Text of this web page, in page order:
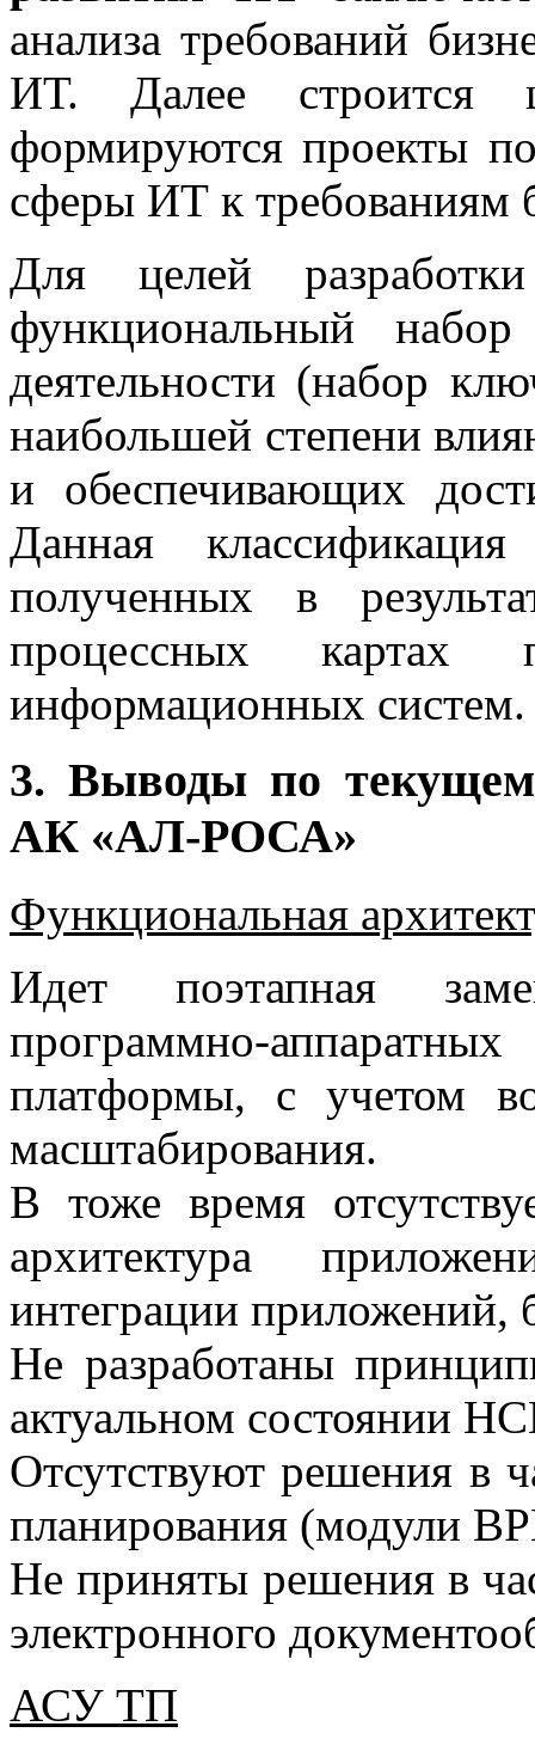
анализа требований
ИТ. Далее строится
формируются проекты
сферы ИТ к требованиям
Для целей
функциональный набор
деятельности (набор
наибольшей степени
и обеспечивающих
Данная
полученных в
процессных картах
информационных систем.
3. Выводы по
АК «АЛ-РОСА»
Функциональная
Идет поэтапная
программно-
платформы, с учетом
масштабирования.
В тоже время
архитектура
интеграции приложений,
Не разработаны
актуальном состоянии
Отсутствуют решения в
планирования (модули
Не приняты решения в
электронного
АСУ ТП